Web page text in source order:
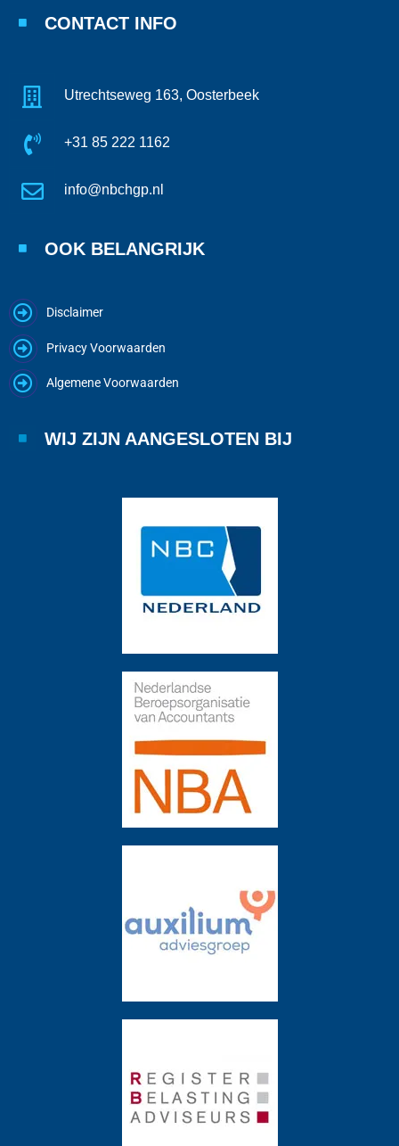
CONTACT INFO
Utrechtseweg 163, Oosterbeek
+31 85 222 1162
info@nbchgp.nl
OOK BELANGRIJK
Disclaimer
Privacy Voorwaarden
Algemene Voorwaarden
WIJ ZIJN AANGESLOTEN BIJ